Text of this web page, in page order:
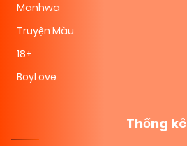
Manhwa
Truyện Màu
18+
BoyLove
Thống kê